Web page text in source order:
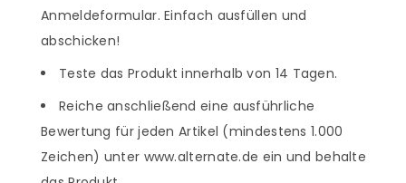
Anmeldeformular. Einfach ausfüllen und
abschicken!
Teste das Produkt innerhalb von 14 Tagen.
Reiche anschließend eine ausführliche
Bewertung für jeden Artikel (mindestens 1.000
Zeichen) unter www.alternate.de ein und behalte